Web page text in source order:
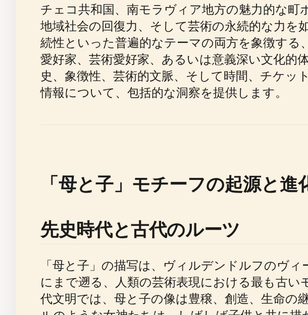
チェコ共和国、南モラヴィア地方の魅力的な町
地域社会の回復力、そして芸術の永続的な力を
続性といった普遍的なテーマの両方を象徴す
愛好家、芸術愛好家、あるいは意義深い文化
史、象徴性、芸術的文脈、そして時間、チケ
情報について、包括的な洞察を提供します。
「母と子」モチーフの起源と進
先史時代と古代のルーツ
「母と子」の描写は、ヴィルデンドルフのヴ
にまで遡る、人類の芸術表現における最も古
代文明では、母と子の像は豊穣、創造、生命